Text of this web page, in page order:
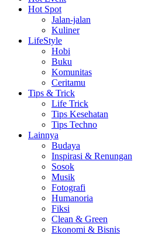
Hot Spot
Jalan-jalan
Kuliner
LifeStyle
Hobi
Buku
Komunitas
Ceritamu
Tips & Trick
Life Trick
Tips Kesehatan
Tips Techno
Lainnya
Budaya
Inspirasi & Renungan
Sosok
Musik
Fotografi
Humanoria
Fiksi
Clean & Green
Ekonomi & Bisnis